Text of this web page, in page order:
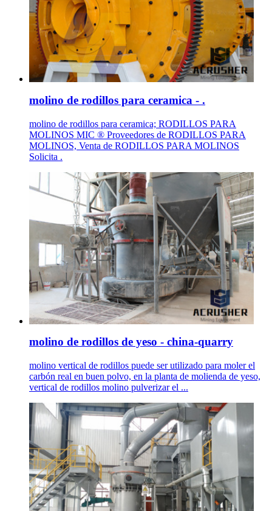
molino de rodillos para ceramica - .
molino de rodillos para ceramica; RODILLOS PARA
MOLINOS MIC ® Proveedores de RODILLOS PARA
MOLINOS, Venta de RODILLOS PARA MOLINOS
Solicita .
molino de rodillos de yeso - china-quarry
molino vertical de rodillos puede ser utilizado para moler el
carbón real en buen polvo, en la planta de molienda de yeso,
vertical de rodillos molino pulverizar el ...